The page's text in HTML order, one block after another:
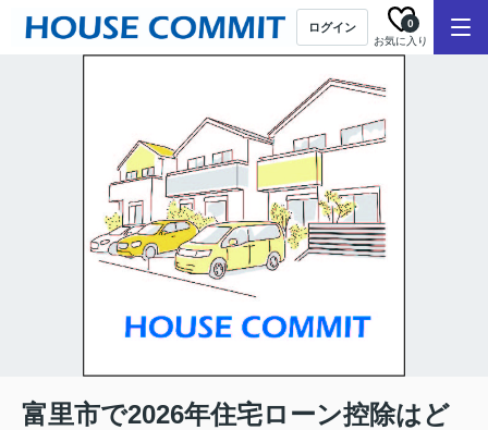
ログイン
お気に入り
0
富里市で2026年住宅ローン控除はど